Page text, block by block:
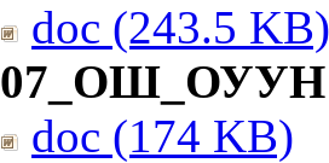
doc (243.5 KB)
07_ОШ_ОУУН
doc (174 KB)